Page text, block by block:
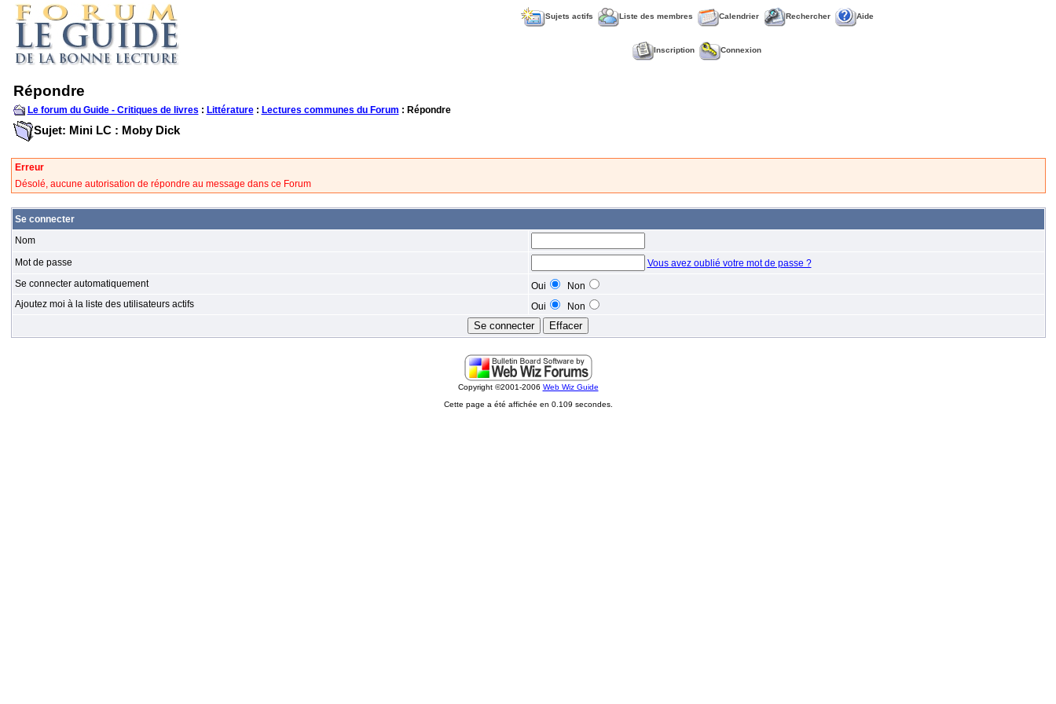
Sujets actifs Liste des membres Calendrier Rechercher Aide
Inscription Connexion
Répondre
Le forum du Guide - Critiques de livres : Littérature: Lectures communes du Forum : Répondre
Sujet: Mini LC : Moby Dick
Erreur
Désolé, aucune autorisation de répondre au message dans ce Forum
Se connecter
Nom
Mot de passe
Vous avez oublié votre mot de passe ?
Se connecter automatiquement
Oui
Non
Ajoutez moi à la liste des utilisateurs actifs
Oui Non
Copyright ©2001-2006 Web Wiz Guide
Cette page a été affichée en 0.109 secondes.